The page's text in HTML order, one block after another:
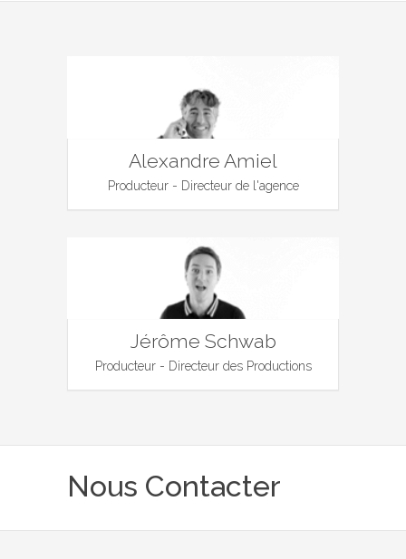
Alexandre Amiel
Producteur - Directeur de l'agence
Jérôme Schwab
Producteur - Directeur des Productions
Nous Contacter